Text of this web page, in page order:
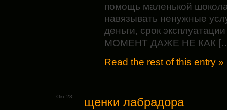
помощь маленькой
навязывать ненужные
деньги, срок
МОМЕНТ ДАЖЕ НЕ КАК
Read the rest of this entry »
Окт 23 щенки лабрадора